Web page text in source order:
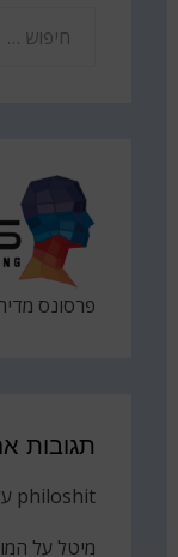
פרסונס
תגובות
philoshit
מיטל על